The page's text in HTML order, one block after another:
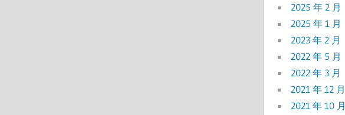
2025 年 2 月
2025 年 1 月
2023 年 2 月
2022 年 5 月
2022 年 3 月
2021 年 12 月
2021 年 10 月